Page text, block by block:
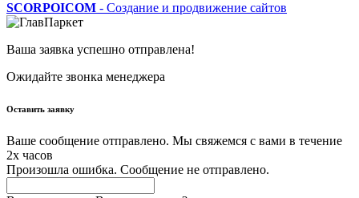
SCORPOICOM - Создание и продвижение сайтов
Ваша заявка успешно отправлена!
Ожидайте звонка менеджера
Оставить заявку
Ваше сообщение отправлено. Мы свяжемся с вами в течение
2х часов
Произошла ошибка. Сообщение не отправлено.